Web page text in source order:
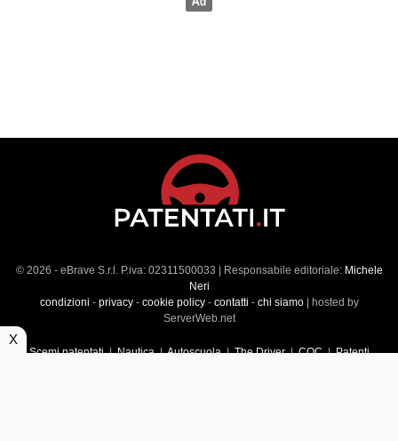
© 2026 - eBrave S.r.l. P.iva: 02311500033 | Responsabile editoriale: Michele
Neri
condizioni - privacy- cookie policy- contatti - chi siamo| hosted by
ServerWeb.net
Scemi patentati|Nautica|Autoscuola|The Driver|CQC|Patenti
X